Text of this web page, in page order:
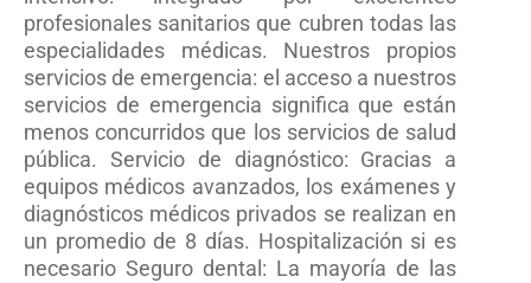
profesionales sanitarios que cubren todas las
especialidades médicas. Nuestros propios
servicios de emergencia: el acceso a nuestros
servicios de emergencia significa que están
menos concurridos que los servicios de salud
pública. Servicio de diagnóstico: Gracias a
equipos médicos avanzados, los exámenes y
diagnósticos médicos privados se realizan en
un promedio de 8 días. Hospitalización si es
necesario Seguro dental: La mayoría de las